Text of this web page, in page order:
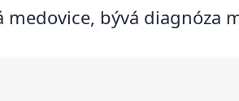
bývá diagnóza